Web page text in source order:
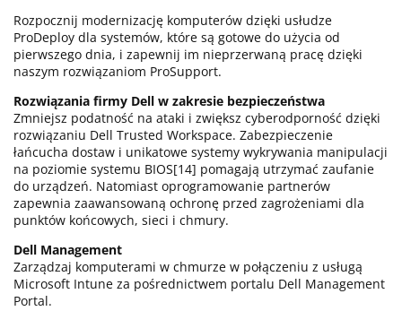
Rozpocznij modernizację komputerów dzięki usłudze
ProDeploy dla systemów, które są gotowe do użycia od
pierwszego dnia, i zapewnij im nieprzerwaną pracę dzięki
naszym rozwiązaniom ProSupport.
Rozwiązania firmy Dell w zakresie bezpieczeństwa
Zmniejsz podatność na ataki i zwiększ cyberodporność dzięki
rozwiązaniu Dell Trusted Workspace. Zabezpieczenie
łańcucha dostaw i unikatowe systemy wykrywania manipulacji
na poziomie systemu BIOS[14] pomagają utrzymać zaufanie
do urządzeń. Natomiast oprogramowanie partnerów
zapewnia zaawansowaną ochronę przed zagrożeniami dla
punktów końcowych, sieci i chmury.
Dell Management
Zarządzaj komputerami w chmurze w połączeniu z usługą
Microsoft Intune za pośrednictwem portalu Dell Management
Portal.